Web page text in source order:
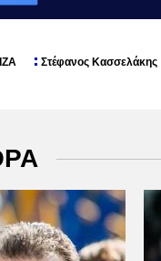
Στέφανος Κασσελάκης